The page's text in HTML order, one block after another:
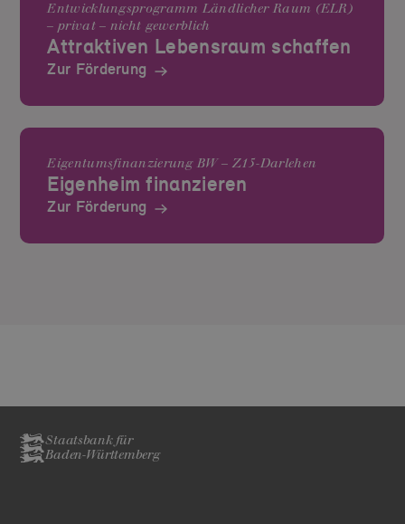
Entwicklungsprogramm Ländlicher Raum (ELR)
– privat – nicht gewerblich
Attraktiven Lebensraum schaffen
Zur Förderung
Eigentumsfinanzierung BW – Z15-Darlehen
Eigenheim finanzieren
Zur Förderung
Staatsbank für
Baden-Württemberg